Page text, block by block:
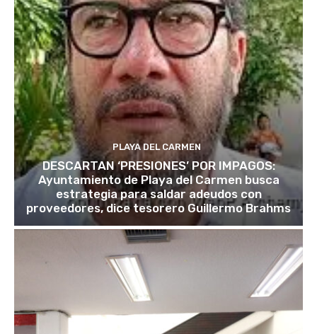
PLAYA DEL CARMEN
DESCARTAN ‘PRESIONES’ POR IMPAGOS:
Ayuntamiento de Playa del Carmen busca
estrategia para saldar adeudos con
proveedores, dice tesorero Guillermo Brahms